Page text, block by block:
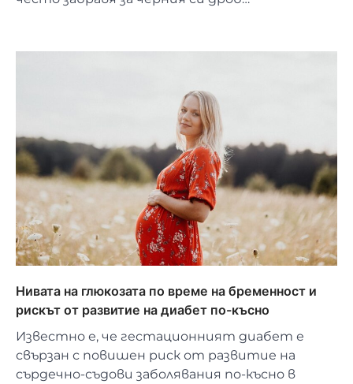
Нивата на глюкозата по време на бременност и
рискът от развитие на диабет по-късно
Известно е, че гестационният диабет е
свързан с повишен риск от развитие на
сърдечно-съдови заболявания по-късно в